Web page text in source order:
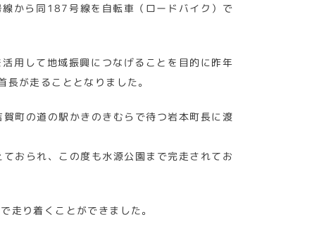
から同187号線を自転車（ロードバイク）で
用して地域振興につなげることを目的に昨年
が走ることとなりました。
町の道の駅かきのきむらで待つ岩本町長に渡
おられ、この度も水源公園まで完走されてお
走り着くことができました。